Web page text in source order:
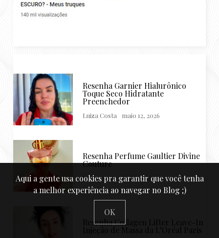
Resenha Garnier Hialurônico
Toque Seco Hidratante
Preenchedor
Luiza Costa maio 12, 2026
Resenha Perfume Gaultier Divine
Couture
Luiza Costa abril 15, 2026
Resenha Collagen Lifter Leave-In
Injeção de Massa da L’Oréal Paris
Aqui a gente usa cookies pra garantir que você tenha
a melhor experiência ao navegar no Blog ;)
OK